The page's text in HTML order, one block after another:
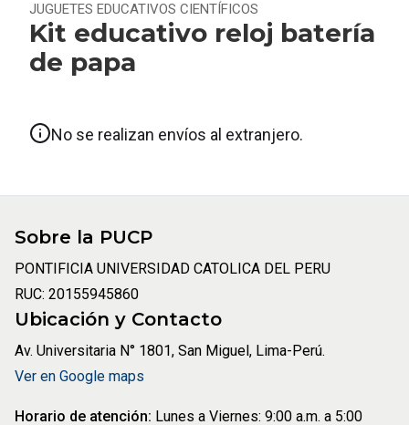
JUGUETES EDUCATIVOS CIENTÍFICOS
Kit educativo reloj batería
de papa
No se realizan envíos al extranjero.
Sobre la PUCP
PONTIFICIA UNIVERSIDAD CATOLICA DEL PERU
RUC: 20155945860
Ubicación y Contacto
Av. Universitaria N° 1801, San Miguel, Lima-Perú.
Ver en Google maps
Horario de atención: Lunes a Viernes: 9:00 a.m. a 5:00